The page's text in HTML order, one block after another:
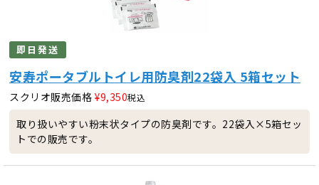
即日発送
安寿ポータブルトイレ用防臭剤22袋入 5箱セット
スクリオ販売価格 ¥9,350税込
取り扱いやすい粉末状タイプの防臭剤です。22袋入×5箱セッ
トでの販売です。